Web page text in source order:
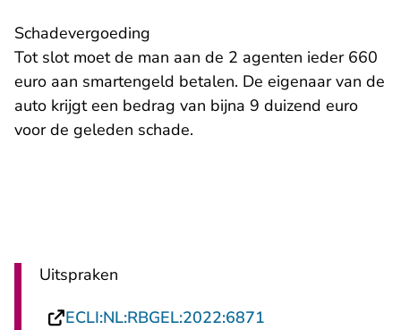
Schadevergoeding
Tot slot moet de man aan de 2 agenten ieder 660
euro aan smartengeld betalen. De eigenaar van de
auto krijgt een bedrag van bijna 9 duizend euro
voor de geleden schade.
Uitspraken
ECLI:NL:RBGEL:2022:6871